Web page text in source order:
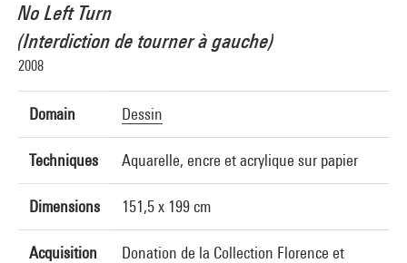
No Left Turn
(Interdiction de tourner à gauche)
2008
Domain Dessin
Techniques Aquarelle, encre et acrylique sur papier
Dimensions 151,5 x 199 cm
Acquisition
Donation de la Collection Florence et